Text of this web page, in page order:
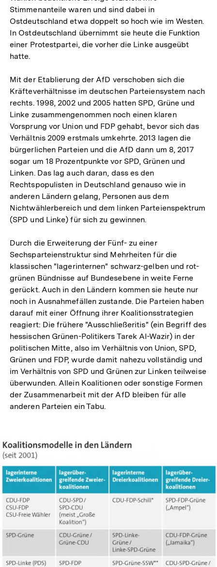
Stimmenanteile waren und sind dabei in
Ostdeutschland etwa doppelt so hoch wie im Westen.
In Ostdeutschland übernimmt sie heute die Funktion
einer Protestpartei, die vorher die Linke ausgeübt
hatte.
Mit der Etablierung der AfD verschoben sich die
Kräfteverhältnisse im deutschen Parteiensystem nach
rechts. 1998, 2002 und 2005 hatten SPD, Grüne und
Linke zusammengenommen noch einen klaren
Vorsprung vor Union und FDP gehabt, bevor sich das
Verhältnis 2009 erstmals umkehrte. 2013 lagen die
bürgerlichen Parteien und die AfD dann um 8, 2017
sogar um 18 Prozentpunkte vor SPD, Grünen und
Linken. Das lag auch daran, dass es den
Rechtspopulisten in Deutschland genauso wie in
anderen Ländern gelang, Personen aus dem
Nichtwählerbereich und dem linken Parteienspektrum
(SPD und Linke) für sich zu gewinnen.
Durch die Erweiterung der Fünf- zu einer
Sechsparteienstruktur sind Mehrheiten für die
klassischen "lagerinternen" schwarz-gelben und rot-
grünen Bündnisse auf Bundesebene in weite Ferne
gerückt. Auch in den Ländern kommen sie heute nur
noch in Ausnahmefällen zustande. Die Parteien haben
darauf mit einer Öffnung ihrer Koalitionsstrategien
reagiert: Die frühere "Ausschließeritis" (ein Begriff des
hessischen Grünen-Politikers Tarek Al-Wazir) in der
politischen Mitte, also im Verhältnis von Union, SPD,
Grünen und FDP, wurde damit nahezu vollständig und
im Verhältnis von SPD und Grünen zur Linken teilweise
überwunden. Allein Koalitionen oder sonstige Formen
der Zusammenarbeit mit der AfD bleiben für alle
anderen Parteien ein Tabu.
In
Lightbox
öffnen